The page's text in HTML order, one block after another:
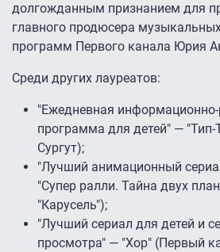
долгожданным признанием для
главного продюсера
программ Первого канала Юрия
Среди других лауреатов:
"Ежедневная информационно-
программа для детей" — "Тип-
Сургут);
"Лучший анимационный
"Супер ралли. Тайна двух
"Карусель");
"Лучший сериал для детей и
просмотра" — "Хор" (Первый